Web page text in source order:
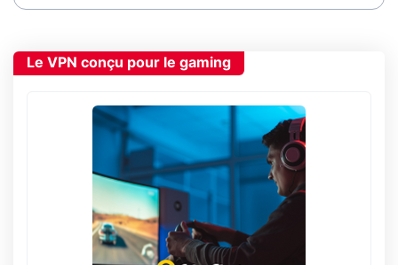
Le VPN conçu pour le gaming